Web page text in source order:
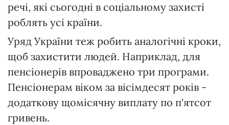
речі, які сьогодні в соціальному захисті
роблять усі країни.
Уряд України теж робить аналогічні кроки,
щоб захистити людей. Наприклад, для
пенсіонерів впроваджено три програми.
Пенсіонерам віком за вісімдесят років -
додаткову щомісячну виплату по п'ятсот
гривень.